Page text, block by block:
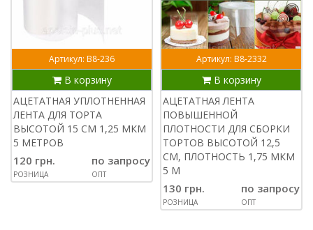
Артикул: В8-236
В корзину
АЦЕТАТНАЯ УПЛОТНЕННАЯ
ЛЕНТА ДЛЯ ТОРТА
ВЫСОТОЙ 15 СМ 1,25 МКМ
5 МЕТРОВ
120 грн.
РОЗНИЦА
по запросу
ОПТ
Артикул: В8-2332
В корзину
АЦЕТАТНАЯ ЛЕНТА
ПОВЫШЕННОЙ
ПЛОТНОСТИ ДЛЯ СБОРКИ
ТОРТОВ ВЫСОТОЙ 12,5
СМ, ПЛОТНОСТЬ 1,75 МКМ
5 М
130 грн.
РОЗНИЦА
по запросу
ОПТ